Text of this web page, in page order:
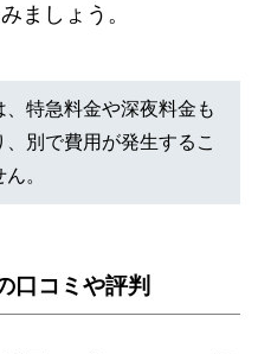
ましょう。
、特急料金や深夜料金も
別で費用が発生するこ
。
口コミや評判